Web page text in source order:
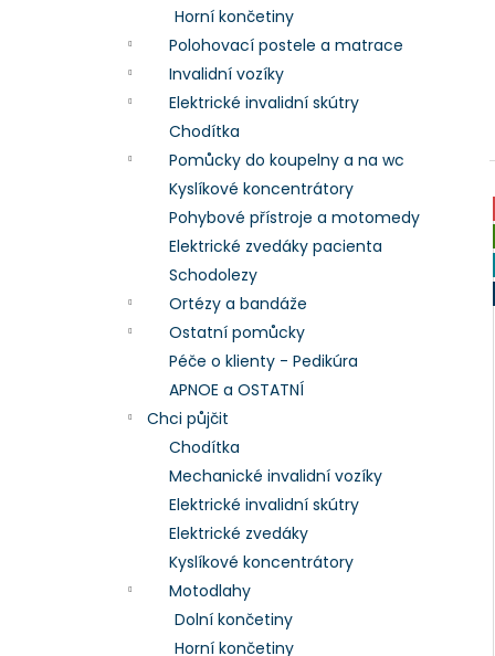
Horní končetiny
Polohovací postele a matrace
Invalidní vozíky
Elektrické invalidní skútry
Chodítka
Pomůcky do koupelny a na wc
Kyslíkové koncentrátory
Pohybové přístroje a motomedy
Elektrické zvedáky pacienta
Schodolezy
Ortézy a bandáže
Ostatní pomůcky
Péče o klienty - Pedikúra
APNOE a OSTATNÍ
Chci půjčit
Chodítka
Mechanické invalidní vozíky
Elektrické invalidní skútry
Elektrické zvedáky
Kyslíkové koncentrátory
Motodlahy
Dolní končetiny
Horní končetiny
i